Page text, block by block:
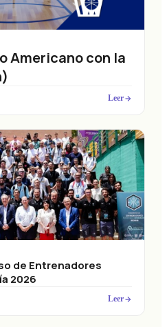
Americano con la
Leer
de Entrenadores
2026
Leer